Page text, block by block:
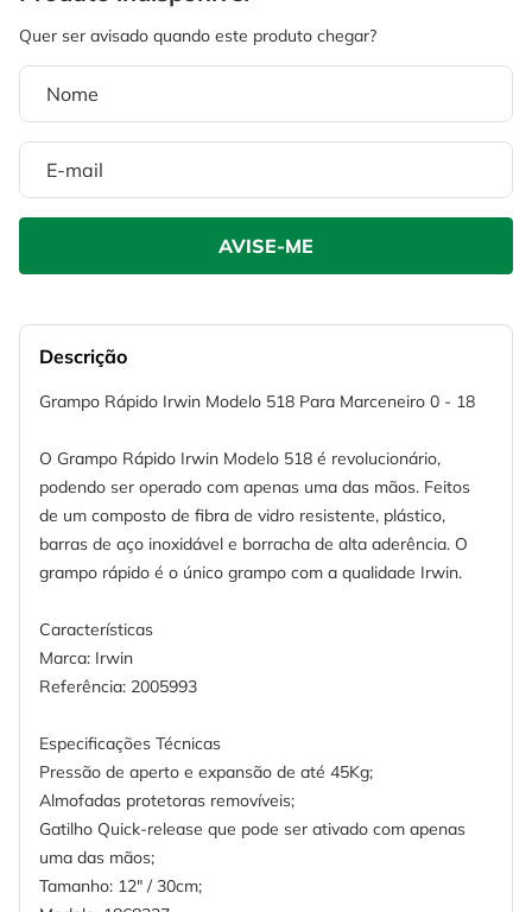
Descrição
Grampo Rápido Irwin Modelo 518 Para Marceneiro 0 - 18
O Grampo Rápido Irwin Modelo 518 é revolucionário,
podendo ser operado com apenas uma das mãos. Feitos
de um composto de fibra de vidro resistente, plástico,
barras de aço inoxidável e borracha de alta aderência. O
grampo rápido é o único grampo com a qualidade Irwin.
Características
Marca: Irwin
Referência: 2005993
Especificações Técnicas
Pressão de aperto e expansão de até 45Kg;
Almofadas protetoras removíveis;
Gatilho Quick-release que pode ser ativado com apenas
uma das mãos;
Tamanho: 12" / 30cm;
8º chave impacto
10º disco corte
º escada
fio
º serra copo
º